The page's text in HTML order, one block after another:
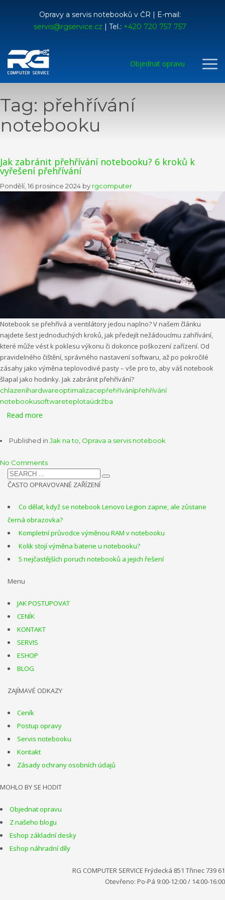
Opravy a servis notebooků v ČR | E-mail:
servis@rgservice.cz | Tel.: +420 720 757 757
Objednat opravu
Tag: přehřívání
notebooku
Jak zabránit přehřívání notebooku? 6 kroků k
vyřešení přehřívání
Pondělí, 16 prosince 2024 by rgcomputer
Notebook se přehřívá a ventilátory jedou naplno? V našem článku
najdete šest jednoduchých kroků, jak předejít nežádoucímu zahřívání,
které může vést k poklesu výkonu či dokonce poškození zařízení. Od
pravidelného čištění, správného nastavení softwaru, až po pokročilé
zásahy jako výměna teplovodivé pasty – vše pro to, aby váš notebook
šlapal jako hodinky. Jak zabránit přehřívání?
chlazeníhardwareoptimalizacepřehřívánípřehřívání
notebookusoftwareteplotaúdržba
Read more
Published in Jak na to, Oprava a servis notebook
No Comments
ČASTO OPRAVOVANÉ ZAŘÍZENÍ
Co dělat, když se notebook Lenovo Legion zapne, ale zůstane
černá obrazovka?
Kompletní průvodce výměnou RAM v notebooku
Kolik stojí výměna baterie u notebooku?
5 nejčastějších poruch notebooků a jejich řešení
Menu
JAK POSTUPOVAT
CENÍK
KONTAKT
SERVIS
ESHOP
BLOG
ZAJÍMAVÉ ODKAZY
Ceník
Postup opravy
Servis notebooku
Kontakt
Zásady ochrany osobních údajů
MOHLO BY SE HODIT
Objednat opravu
Z našeho blogu
Eshop základní desky
Eshop náhradní díly
RG COMPUTER SERVICE Frýdecká 851 Třinec 739 61
Otevřeno: Po-Pá 9:00-12:00 / 14:00-16:00